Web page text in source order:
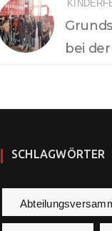
bei
SCHLAGWÖRTER